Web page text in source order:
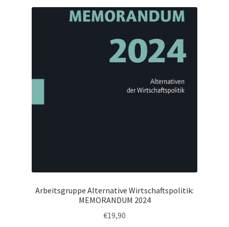
Arbeitsgruppe Alternative Wirtschaftspolitik:
MEMORANDUM 2024
€19,90